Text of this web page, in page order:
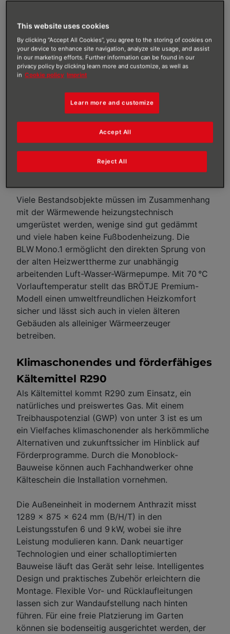
AUTOR: AUGUST BRÖTJE GMBH
VERÖFFENTLICHT AM:21/10/2024
BRÖTJE Luft-Wasser-Wärmepumpe der neuen
Generation fließt als Kältemittel R290, ein natürlich
vorkommendes Gas. Die BLW Mono.1 vereint dabei
als zukunftssicheres Multitalent klimafreundliche
Technik mit besonders starker Leistung. Bei 70 °C
Vorlauftemperatur beheizt sie sowohl Gebäude im
Bestand als auch im Neubau im Alleingang.
Viele Bestandsobjekte müssen im Zusammenhang
mit der Wärmewende heizungstechnisch
umgerüstet werden, wenige sind gut gedämmt
und viele haben keine Fußbodenheizung. Die
BLW Mono.1 ermöglicht den direkten Sprung von
der alten Heizwerttherme zur unabhängig
arbeitenden Luft-Wasser-Wärmepumpe. Mit 70 °C
Vorlauftemperatur stellt das BRÖTJE Premium-
Modell einen umweltfreundlichen Heizkomfort
sicher und lässt sich auch in vielen älteren
Gebäuden als alleiniger Wärmeerzeuger
betreiben.
Klimaschonendes und förderfähiges
Kältemittel R290
Als Kältemittel kommt R290 zum Einsatz, ein
natürliches und preiswertes Gas. Mit einem
Treibhauspotenzial (GWP) von unter 3 ist es um
ein Vielfaches klimaschonender als herkömmliche
Alternativen und zukunftssicher im Hinblick auf
Förderprogramme. Durch die Monoblock-
Bauweise können auch Fachhandwerker ohne
Kälteschein die Installation vornehmen.
Die Außeneinheit in modernem Anthrazit misst
1289 x 875 x 624 mm (B/H/T) in den
Leistungsstufen 6 und 9 kW, wobei sie ihre
Leistung modulieren kann. Dank neuartiger
Technologien und einer schalloptimierten
Bauweise läuft das Gerät sehr leise. Intelligentes
Design und praktisches Zubehör erleichtern die
Montage. Flexible Vor- und Rücklaufleitungen
lassen sich zur Wandaufstellung nach hinten
führen. Für eine freie Platzierung im Garten
können sie bodenseitig ausgerichtet werden, der
This website uses cookies
By clicking “Accept All Cookies”, you agree to the storing of cookies on
your device to enhance site navigation, analyze site usage, and assist
in our marketing efforts. Further information can be found in our
privacy policy by clicking learn more and customize, as well as
in Cookie policy Imprint
Learn more and customize
Reject All
Accept All